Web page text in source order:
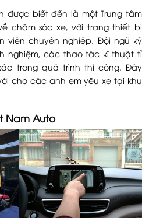
được biết đến là một Trung tâm
chăm sóc xe, với trang thiết bị
viên chuyên nghiệp. Đội ngũ kỹ
nghiệm, các thao tác kĩ thuật tỉ
trong quá trình thi công. Đây
cho các anh em yêu xe tại khu
Nam Auto